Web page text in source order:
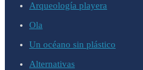
Arqueología playera
Ola
Un océano sin plástico
Alternativas